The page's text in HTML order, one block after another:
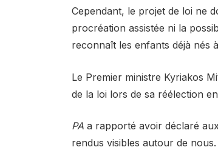
Cependant, le projet de loi ne
procréation assistée ni la
reconnaît les enfants déjà nés
Le Premier ministre Kyriakos
de la loi lors de sa réélection
PAa rapporté avoir déclaré
rendus visibles autour de